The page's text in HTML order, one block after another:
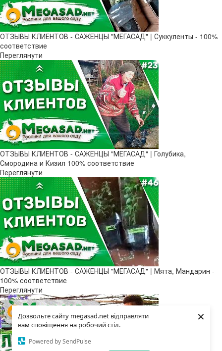
Дозвольте сайту megasad.net відправляти
вам сповіщення на робочий стіл.
Powered by SendPulse
×
ОТЗЫВЫ КЛИЕНТОВ - САЖЕНЦЫ "МЕГАСАД" | Суккуленты - 100%
соответствие
Переглянути
ОТЗЫВЫ КЛИЕНТОВ - САЖЕНЦЫ "МЕГАСАД" | Голубика,
Смородина и Кизил 100% соответствие
Переглянути
ОТЗЫВЫ КЛИЕНТОВ - САЖЕНЦЫ "МЕГАСАД" | Мята, Мандарин -
100% соответствие
Переглянути